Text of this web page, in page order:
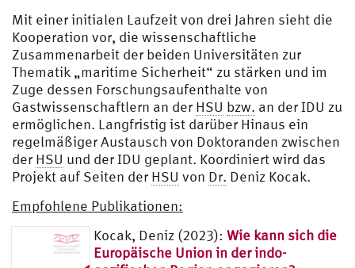
Mit einer initialen Laufzeit von drei Jahren sieht die
Kooperation vor, die wissenschaftliche
Zusammenarbeit der beiden Universitäten zur
Thematik „maritime Sicherheit“ zu stärken und im
Zuge dessen Forschungsaufenthalte von
Gastwissenschaftlern an der HSU bzw. an der IDU zu
ermöglichen. Langfristig ist darüber Hinaus ein
regelmäßiger Austausch von Doktoranden zwischen
der HSU und der IDU geplant. Koordiniert wird das
Projekt auf Seiten der HSU von Dr. Deniz Kocak.
Empfohlene Publikationen:
Kocak, Deniz (2023): Wie kann sich die
Europäische Union in der indo-